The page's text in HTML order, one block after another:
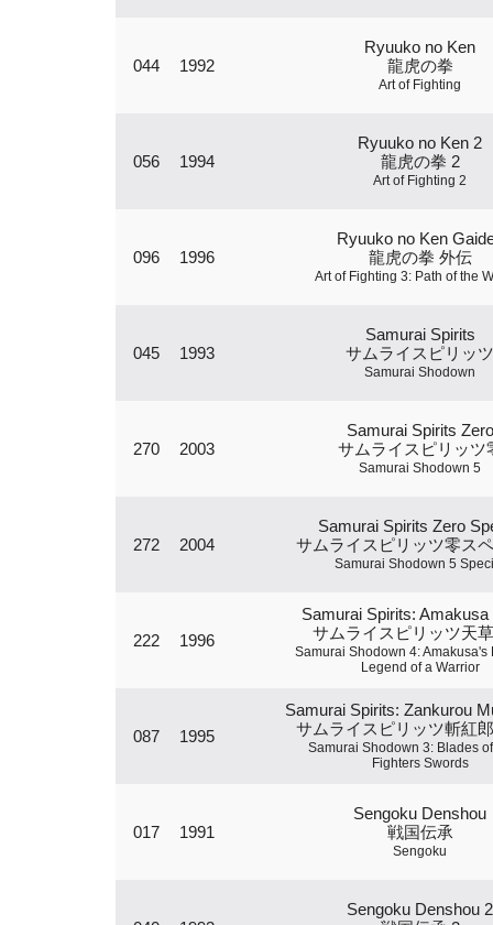
044 1992
Ryuuko no Ken
龍虎の拳
Art of Fighting
056 1994
Ryuuko no Ken 2
龍虎の拳 2
Art of Fighting 2
096 1996
Ryuuko no Ken
龍虎の拳 外伝
Art of Fighting 3: Path of the
045 1993
Samurai Spirits
サムライスピリッツ
Samurai Shodown
270 2003
Samurai Spirits Zero
サムライスピリッツ
Samurai Shodown 5
272 2004
Samurai Spirits Zero
サムライスピリッツ零ス
Samurai Shodown 5
222 1996
Samurai Spirits: Amakusa
サムライスピリッツ天
Samurai Shodown 4: Amakusa's
Legend of a Warrior
087 1995
Samurai Spirits: Zankurou
サムライスピリッツ斬紅
Samurai Shodown 3: Blades
Fighters Swords
017 1991
Sengoku Denshou
戦国伝承
Sengoku
Sengoku Denshou 2